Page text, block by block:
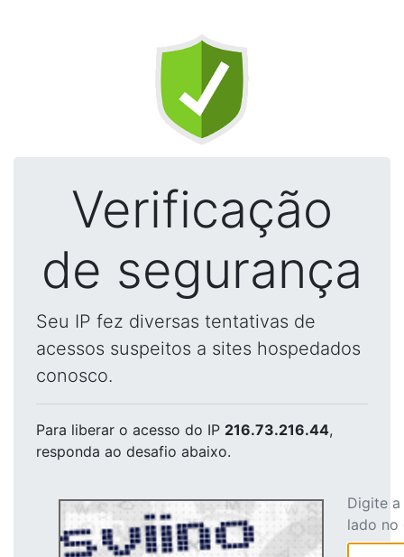
Verificação
de segurança
Seu IP fez diversas tentativas de
acessos suspeitos a sites hospedados
conosco.
Para liberar o acesso do IP 216.73.216.44,
responda ao desafio abaixo.
Digite
lado no